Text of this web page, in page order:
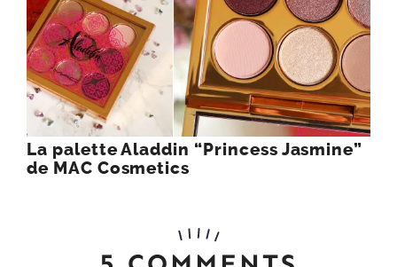
La palette Aladdin “Princess Jasmine”
de MAC Cosmetics